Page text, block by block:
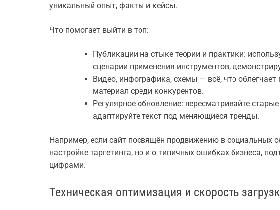
уникальный опыт, факты и кейсы.
Что помогает выйти в топ:
Публикации на стыке теории и практики:
сценарии применения инструментов,
Видео, инфографика, схемы — всё, что
материал среди конкурентов.
Регулярное обновление: пересматривайте
адаптируйте текст под меняющиеся тренды.
Например, если сайт посвящён продвижению в социальных
настройке таргетинга, но и о типичных ошибках бизнеса,
цифрами.
Техническая оптимизация и скорость